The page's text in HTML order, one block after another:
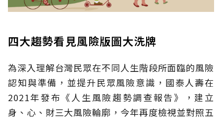
四大趨勢看見風險版圖大洗牌
為深入理解台灣民眾在不同人生階段所面臨的風險
認知與準備，並提升民眾風險意識，國泰人壽在
2021年發布《人生風險趨勢調查報告》，建立
身、心、財三大風險輪廓，今年再度檢視並對照五